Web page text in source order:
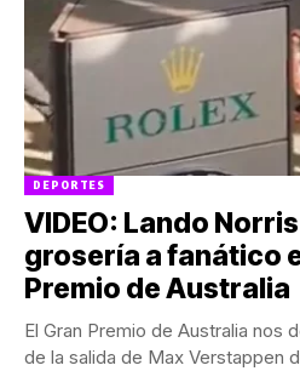
DEPORTES
VIDEO: Lando
grosería a fanático
Premio de Australia
El Gran Premio de Australia nos
de la salida de Max Verstappen